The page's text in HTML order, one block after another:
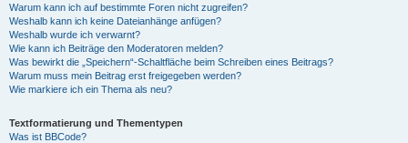
Warum kann ich auf bestimmte Foren nicht zugreifen?
Weshalb kann ich keine Dateianhänge anfügen?
Weshalb wurde ich verwarnt?
Wie kann ich Beiträge den Moderatoren melden?
Was bewirkt die „Speichern“-Schaltfläche beim Schreiben eines Beitrags?
Warum muss mein Beitrag erst freigegeben werden?
Wie markiere ich ein Thema als neu?
Textformatierung und Thementypen
Was ist BBCode?